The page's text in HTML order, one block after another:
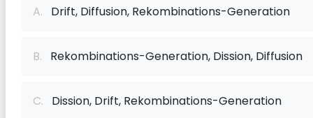
A. Drift, Diffusion, Rekombinations-Generation
B. Rekombinations-Generation, Dission, Diffusion
C. Dission, Drift, Rekombinations-Generation